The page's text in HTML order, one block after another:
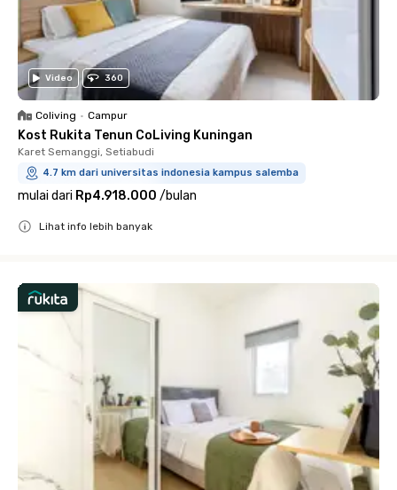
Video 360
Coliving • Campur
Kost Rukita Tenun CoLiving Kuningan
Karet Semanggi, Setiabudi
4.7 km dari universitas indonesia kampus salemba
mulai dari Rp4.918.000 /bulan
Lihat info lebih banyak